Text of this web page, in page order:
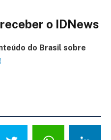
o IDNews
do Brasil sobre